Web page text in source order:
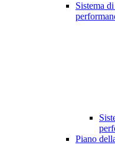
Sistema
Piano